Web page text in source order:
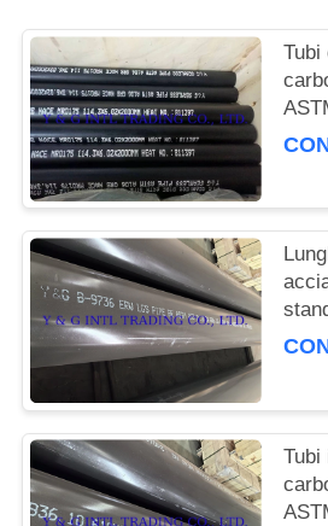
SITO
PRIVACY
POLICY
Tubi
Tubi